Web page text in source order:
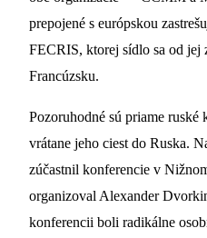
prepojené s európskou
FECRIS, ktorej sídlo sa od jej
Francúzsku.
Pozoruhodné sú priame
vrátane jeho ciest do Ruska.
zúčastnil konferencie v
organizoval Alexander
konferencii boli radikálne